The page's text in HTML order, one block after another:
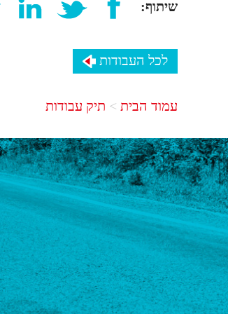
שיתוף:
לכל העבודות
עמוד הבית תיק עבודות